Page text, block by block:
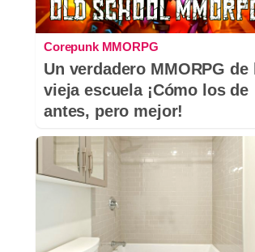
Corepunk MMORPG
Un verdadero MMORPG de
vieja escuela ¡Cómo los de
antes, pero mejor!